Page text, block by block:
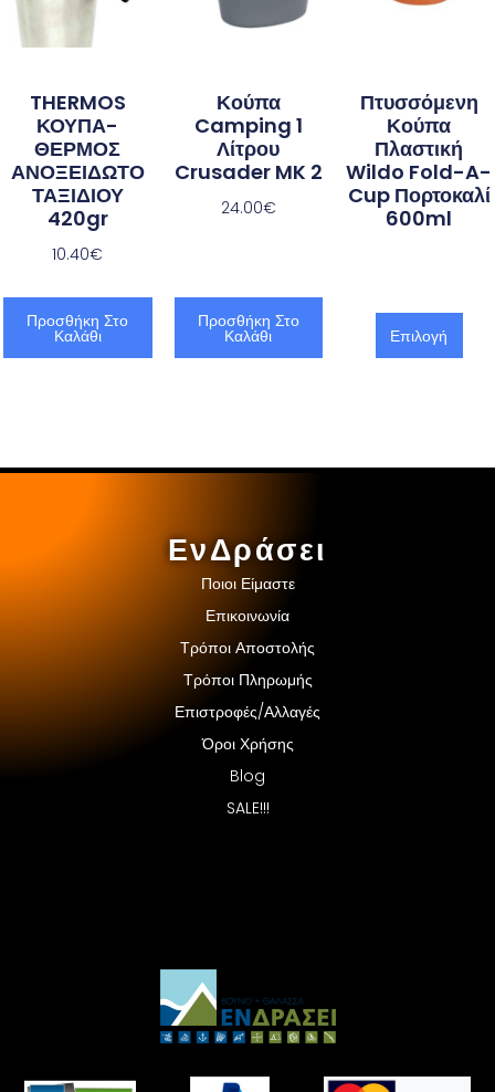
THERMOS
ΚΟΥΠΑ-
ΘΕΡΜΟΣ
ΑΝΟΞΕΙΔΩΤΟ
ΤΑΞΙΔΙΟΥ
420gr
10.40€
Προσθήκη Στο
Καλάθι
Κούπα
Camping 1
Λίτρου
Crusader MK 2
24.00€
Προσθήκη Στο
Καλάθι
Πτυσσόμενη
Κούπα
Πλαστική
Wildo Fold-A-
Cup Πορτοκαλί
600ml
Επιλογή
ΕνΔράσει
Ποιοι Είμαστε
Επικοινωνία
Τρόποι Αποστολής
Τρόποι Πληρωμής
Επιστροφές/Αλλαγές
Όροι Χρήσης
Blog
SALE!!!